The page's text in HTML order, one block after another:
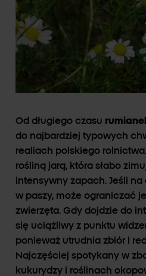
Od długiego czasu
do najbardziej typowych
realiach polskiego
rośliną jarą, która słabo
intensywny zapach. Jeśli
w paszy, może ograniczać
zwierzęta. Gdy dojdzie do
się uciążliwy z punktu
ponieważ utrudnia zbiór i
Najczęściej spotykany w
kukurydzy i roślinach